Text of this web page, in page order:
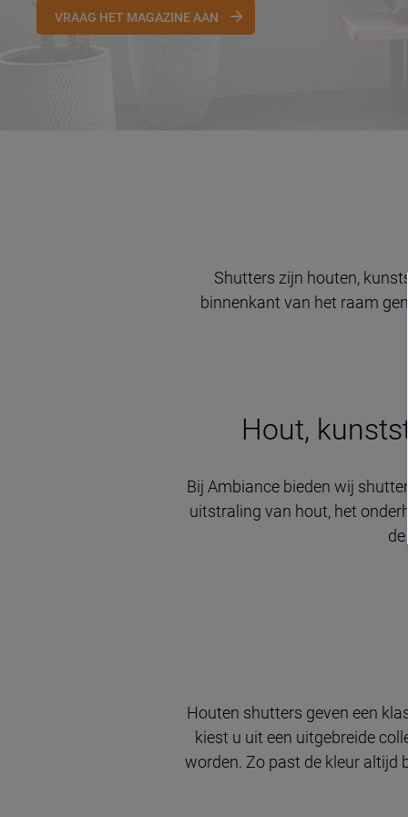
VRAAG HET MAGAZINE AAN
Shutters zijn houten,
binnenkant van het raam
Hout,
Bij Ambiance bieden wij
uitstraling van hout, het
Houten shutters geven een
kiest u uit een uitgebreide
worden. Zo past de kleur altijd